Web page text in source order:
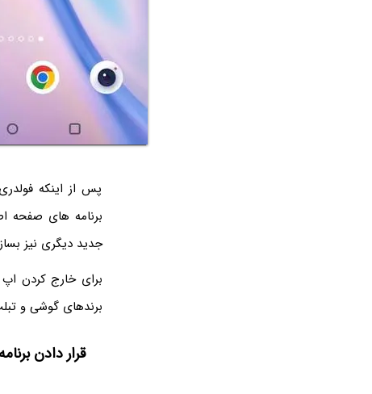
پس از اینکه
برنامه های صفحه
جدید دیگری نیز
برای خارج کردن اپ
برندهای گوشی و
قرار دادن